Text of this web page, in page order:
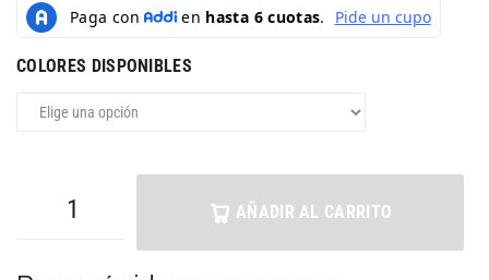
COLORES DISPONIBLES
AÑADIR AL CARRITO